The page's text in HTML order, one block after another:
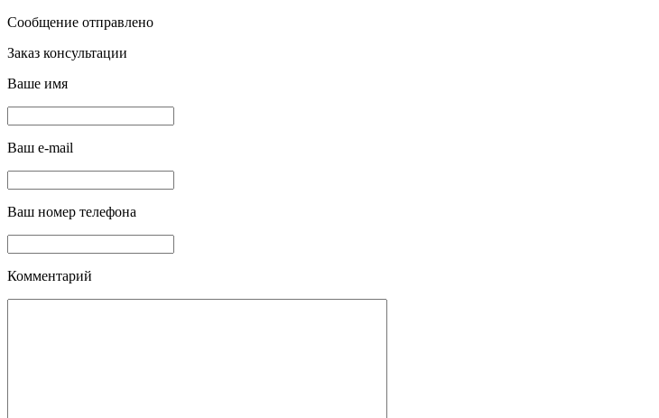
Сообщение отправлено
Заказ консультации
Ваше имя
Ваш e-mail
Ваш номер телефона
Комментарий